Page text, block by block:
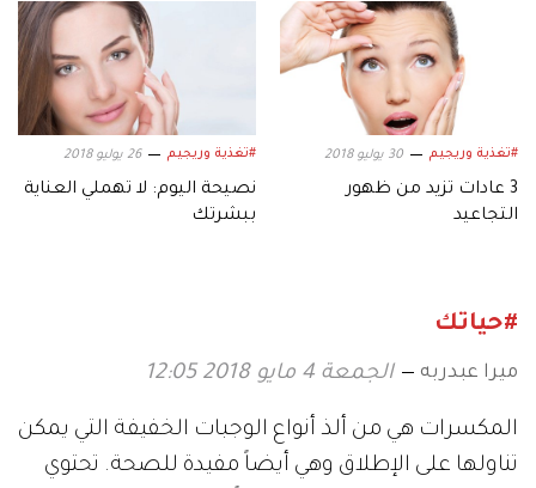
#تغذية وريجيم 30 يوليو 2018
3 عادات تزيد من ظهور
التجاعيد
#تغذية وريجيم 26 يوليو 2018
نصيحة اليوم: لا تهملي العناية
ببشرتك
#حياتك
ميرا عبدربه الجمعة 4 مايو 2018 12:05
المكسرات هي من ألذ أنواع الوجبات الخفيفة التي يمكن
تناولها على الإطلاق وهي أيضاً مفيدة للصحة. تحتوي